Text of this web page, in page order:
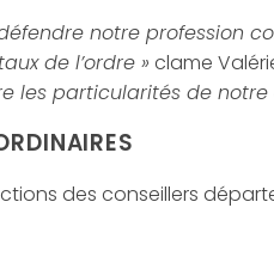
défendre notre profession
de l’ordre » clame
les particularités de notre
des conseillers